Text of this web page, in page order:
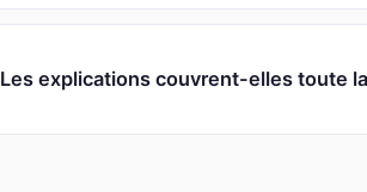
Les explications couvrent-elles toute